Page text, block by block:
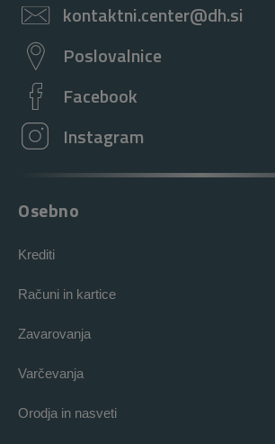
kontaktni.center@dh.si
Poslovalnice
Facebook
Instagram
Osebno
Krediti
Računi in kartice
Zavarovanja
Varčevanja
Orodja in nasveti